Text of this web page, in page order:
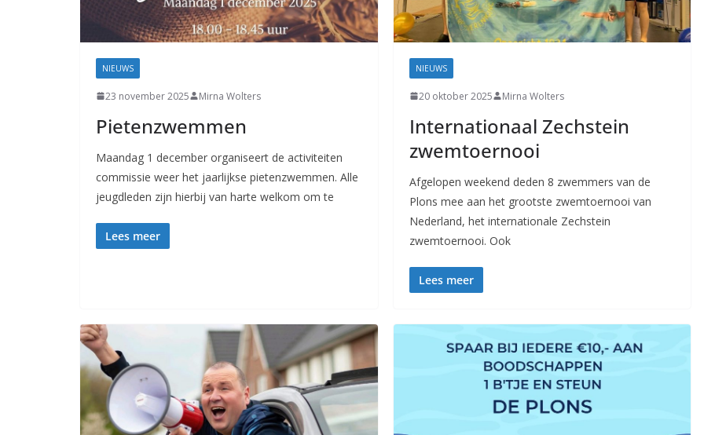
NIEUWS
23 november 2025 Mirna Wolters
Pietenzwemmen
Maandag 1 december organiseert de activiteiten
commissie weer het jaarlijkse pietenzwemmen. Alle
jeugdleden zijn hierbij van harte welkom om te
Lees meer
NIEUWS
20 oktober 2025 Mirna Wolters
Internationaal Zechstein
zwemtoernooi
Afgelopen weekend deden 8 zwemmers van de
Plons mee aan het grootste zwemtoernooi van
Nederland, het internationale Zechstein
zwemtoernooi. Ook
Lees meer